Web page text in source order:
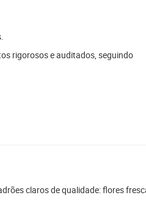
rigorosos e auditados, seguindo
claros de qualidade: flores